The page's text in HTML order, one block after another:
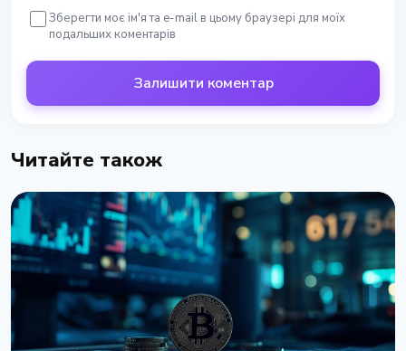
Зберегти моє ім'я та e-mail в цьому браузері для моїх
подальших коментарів
Залишити коментар
Читайте також